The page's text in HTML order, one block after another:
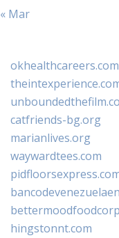
« Mar
okhealthcareers.com
catfriends-bg.org
marianlives.org
waywardtees.com
hingstonnt.com